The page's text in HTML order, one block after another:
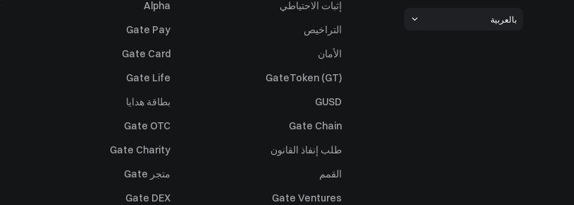
بالعربية
إثبات الاحتياطي
التراخيص
الأمان
GateToken (GT)
GUSD
Gate Chain
طلب إنفاذ القانون
القمم
Gate Ventures
Alpha
Gate Pay
Gate Card
Gate Life
بطاقة هدايا
Gate OTC
Gate Charity
متجر Gate
Gate DEX